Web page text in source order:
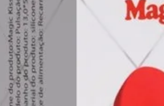
Secagem: Deixe secar à sombra para evitar
revestimento interno.
Armazenamento: Armazene em local seco, longe
preservar a durabilidade da cinta.
Prótese maciça com veias realísticas!
Material: Polivinílico atóxico